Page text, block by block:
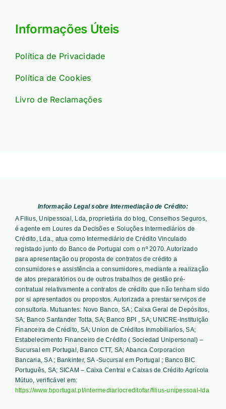
Informações Úteis
Política de Privacidade
Política de Cookies
Livro de Reclamações
Informação Legal sobre Intermediação de Crédito:
A Filius, Unipessoal, Lda, proprietária do blog, Conselhos Seguros,
é agente em Loures da Decisões e Soluções Intermediários de
Crédito, Lda., atua como Intermediário de Crédito Vinculado
registado junto do Banco de Portugal com o nº 2070. Autorizado
para apresentação ou proposta de contratos de crédito a
consumidores e assistência a consumidores, mediante a realização
de atos preparatórios ou de outros trabalhos de gestão pré-
contratual relativamente a contratos de crédito que não tenham sido
por si apresentados ou propostos. Autorizada a prestar serviços de
consultoria. Mutuantes: Novo Banco, SA ; Caixa Geral de Depósitos,
SA; Banco Santander Totta, SA; Banco BPI , SA; UNICRE-Instituição
Financeira de Crédito, SA; Union de Créditos Inmobiliarios, SA;
Estabelecimento Financeiro de Crédito ( Sociedad Unipersonal) –
Sucursal em Portugal, Banco CTT, SA; Abanca Corporacion
Bancaria, SA ; Bankinter, SA -Sucursal em Portugal ; Banco BIC
Português, SA; SICAM – Caixa Central e Caixas de Crédito Agrícola
Mútuo , verificável em:
https://www.bportugal.pt/intermediariocreditofar/filius-unipessoal-lda